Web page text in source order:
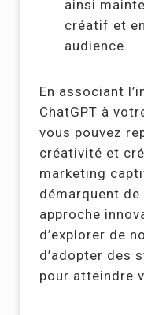
ainsi
créatif et
audience.
En associant
ChatGPT à
vous pouvez
créativité et
marketing
démarquent
approche
d’explorer de
d’adopter des
pour atteindre